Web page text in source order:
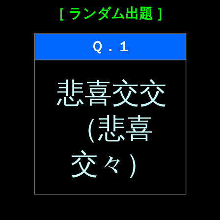
［ ランダム出題 ］
Ｑ．１
悲喜交交
（悲喜
交々）